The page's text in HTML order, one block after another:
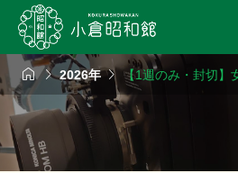
2026年【1週のみ・封切】